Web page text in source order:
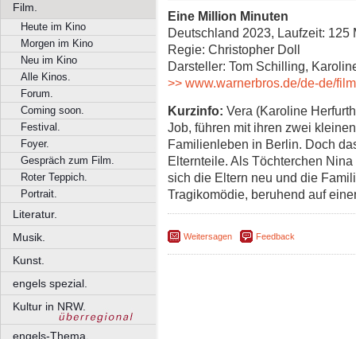
Film.
Heute im Kino
Morgen im Kino
Neu im Kino
Alle Kinos.
Forum.
Coming soon.
Festival.
Foyer.
Gespräch zum Film.
Roter Teppich.
Portrait.
Literatur.
Musik.
Kunst.
engels spezial.
Kultur in NRW.
engels-Thema.
Eine Million Minuten
Deutschland 2023, Laufzeit: 125
Regie: Christopher Doll
Darsteller: Tom Schilling,
>> www.warnerbros.de/de-de/
Kurzinfo: Vera (Karoline
Job, führen mit ihren zwei
Familienleben in Berlin. Doch
Elternteile. Als Töchterchen
sich die Eltern neu und die
Tragikomödie, beruhend auf
Weitersagen Feedback